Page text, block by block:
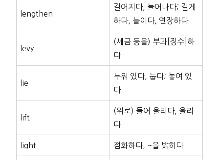
lengthen
길어지다, 늘어나다; 길게
하다, 늘이다, 연장하다
levy
(세금 등을) 부과[징수]하
다
lie
누워 있다, 눕다; 놓여 있
다
lift
(위로) 들어 올리다, 올리
다
light 점화하다, ~을 밝히다